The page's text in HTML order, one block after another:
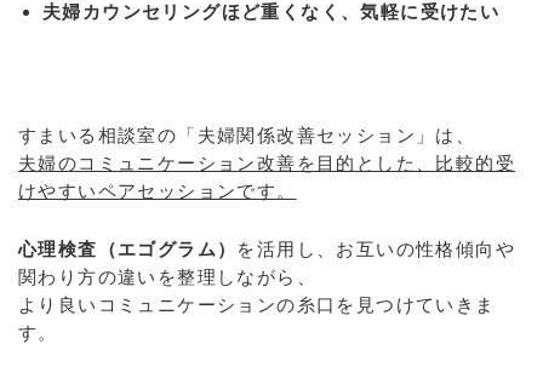
夫婦カウンセリングほど重くなく、気軽に受けたい
すまいる相談室の「夫婦関係改善セッション」は、
夫婦のコミュニケーション改善を目的とした、比較的受
けやすいペアセッションです。
心理検査（エゴグラム） を活用し、お互いの性格傾向や
関わり方の違いを整理しながら、
より良いコミュニケーションの糸口を見つけていきま
す。